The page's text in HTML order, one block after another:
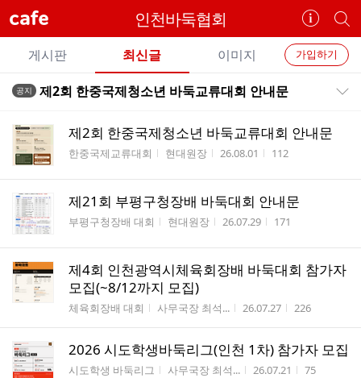
cafe 인천바둑협회
카
페
정
보
개
별
카
페
검
카
페
메
뉴
가입하기
게시판 최신글 이미지
전
글
트
공지 제2회 한중국제청소년 바둑교류대회 안내문
제2회 한중국제청소년 바둑교류대회 안내문
게시판명
한중국제교류대회 작성자
현대원장 작성시간
26.08.01 조회수
112
제21회 부평구청장배 바둑대회 안내문
게시판명
부평구청장배 대회 작성자
현대원장 작성시간
26.07.29 조회수
171
제4회 인천광역시체육회장배 바둑대회 참가자
모집(~8/12까지 모집)
게시판명
체육회장배 대회 작성자
사무국장 최석... 작성시간
26.07.27 조회수
226
2026 시도학생바둑리그(인천 1차) 참가자 모집
게시판명
시도학생 바둑리그 작성자
사무국장 최석... 작성시간
26.07.21 조회수
75